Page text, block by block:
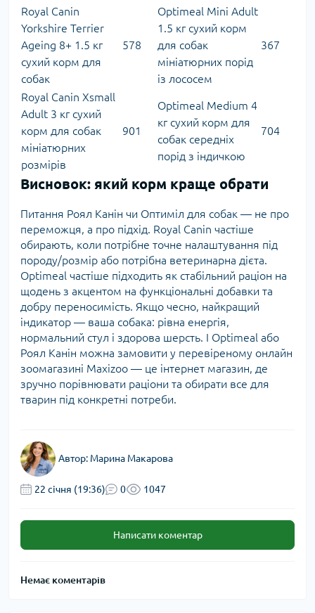
Royal Canin
Yorkshire Terrier
Ageing 8+ 1.5 кг
сухий корм для
собак
578
Optimeal Mini Adult
1.5 кг сухий корм
для собак
мініатюрних порід
із лососем
367
Royal Canin Xsmall
Adult 3 кг сухий
корм для собак
мініатюрних
розмірів
901
Optimeal Medium 4
кг сухий корм для
собак середніх
порід з індичкою
704
Висновок: який корм краще обрати
Питання Роял Канін чи Оптиміл для собак — не про
переможця, а про підхід. Royal Canin частіше
обирають, коли потрібне точне налаштування під
породу/розмір або потрібна ветеринарна дієта.
Optimeal частіше підходить як стабільний раціон на
щодень з акцентом на функціональні добавки та
добру переносимість. Якщо чесно, найкращий
індикатор — ваша собака: рівна енергія,
нормальний стул і здорова шерсть. І Optimeal або
Роял Канін можна замовити у перевіреному онлайн
зоомагазині Maxizoo — це інтернет магазин, де
зручно порівнювати раціони та обирати все для
тварин під конкретні потреби.
Автор: Марина Макарова
22 cічня (19:36) 0 1047
Написати коментар
Немає коментарів